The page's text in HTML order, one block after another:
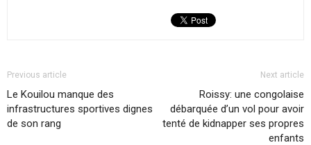
Previous article
Le Kouilou manque des
infrastructures sportives dignes
de son rang
Next article
Roissy: une congolaise
débarquée d’un vol pour avoir
tenté de kidnapper ses propres
enfants